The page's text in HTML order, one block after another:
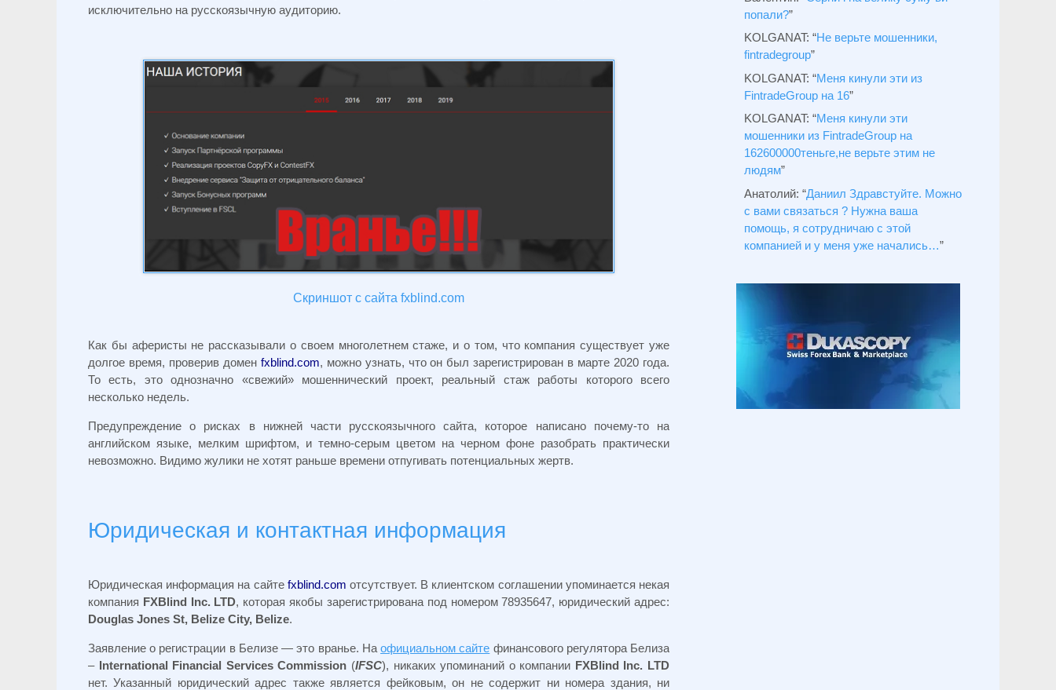
исключительно на русскоязычную аудиторию.
Скриншот с сайта fxblind.com
Как бы аферисты не рассказывали о своем многолетнем стаже, и о том, что компания существует уже
долгое время, проверив домен fxblind.com, можно узнать, что он был зарегистрирован в марте 2020 года.
То есть, это однозначно «свежий» мошеннический проект, реальный стаж работы которого всего
несколько недель.
Предупреждение о рисках в нижней части русскоязычного сайта, которое написано почему-то на
английском языке, мелким шрифтом, и темно-серым цветом на черном фоне разобрать практически
невозможно. Видимо жулики не хотят раньше времени отпугивать потенциальных жертв.
Юридическая и контактная информация
Юридическая информация на сайте fxblind.com отсутствует. В клиентском соглашении упоминается некая
компания FXBlind Inc. LTD, которая якобы зарегистрирована под номером 78935647, юридический адрес:
Douglas Jones St, Belize City, Belize.
Заявление о регистрации в Белизе — это вранье. Наофициальном сайте финансового регулятора Белиза
– International Financial Services Commission (IFSC), никаких упоминаний о компании FXBlind Inc. LTD
нет. Указанный юридический адрес также является фейковым, он не содержит ни номера здания, ни
попали?”
KOLGANAT: “Не верьте мошенники,
fintradegroup”
KOLGANAT: “Меня кинули эти из
FintradeGroup на 16”
KOLGANAT: “Меня кинули эти
мошенники из FintradeGroup на
162600000теньге,не верьте этим не
людям”
Анатолий: “Даниил Здравстуйте. Можно
с вами связаться ? Нужна ваша
помощь, я сотрудничаю с этой
компанией и у меня уже начались…”